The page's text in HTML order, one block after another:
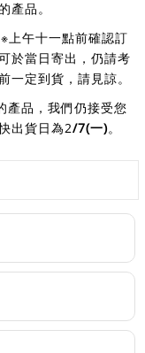
產品。
※上午十一點前確認訂
於當日寄出，仍請考
一定到貨，請見諒。
產品，我們仍接受您
出貨日為2/7(一)。